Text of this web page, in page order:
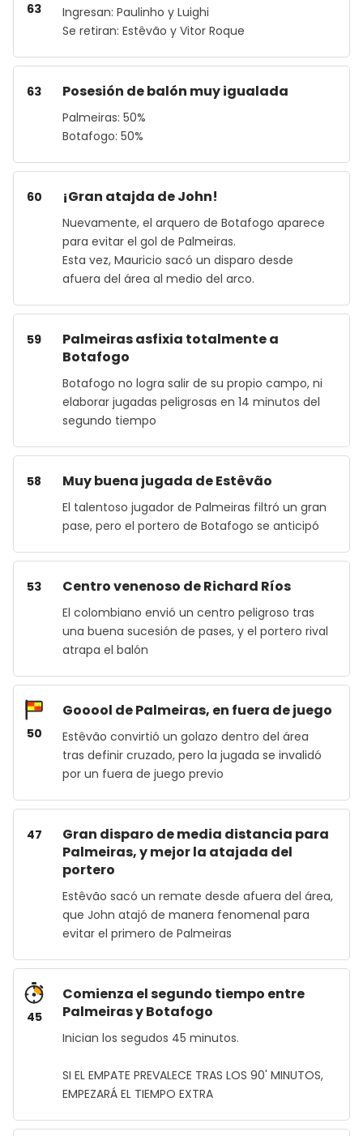
63
Ingresan: Paulinho y Luighi
Se retiran: Estêvão y Vitor Roque
63 Posesión de balón muy igualada
Palmeiras: 50%
Botafogo: 50%
60 ¡Gran atajda de John!
Nuevamente, el arquero de Botafogo aparece
para evitar el gol de Palmeiras.
Esta vez, Mauricio sacó un disparo desde
afuera del área al medio del arco.
59
Palmeiras asfixia totalmente a
Botafogo
Botafogo no logra salir de su propio campo, ni
elaborar jugadas peligrosas en 14 minutos del
segundo tiempo
58 Muy buena jugada de Estêvão
El talentoso jugador de Palmeiras filtró un gran
pase, pero el portero de Botafogo se anticipó
53 Centro venenoso de Richard Ríos
El colombiano envió un centro peligroso tras
una buena sucesión de pases, y el portero rival
atrapa el balón
50
Gooool de Palmeiras, en fuera de juego
Estêvão convirtió un golazo dentro del área
tras definir cruzado, pero la jugada se invalidó
por un fuera de juego previo
47
Gran disparo de media distancia para
Palmeiras, y mejor la atajada del
portero
Estêvão sacó un remate desde afuera del área,
que John atajó de manera fenomenal para
evitar el primero de Palmeiras
45
Comienza el segundo tiempo entre
Palmeiras y Botafogo
Inician los segudos 45 minutos.
SI EL EMPATE PREVALECE TRAS LOS 90' MINUTOS,
EMPEZARÁ EL TIEMPO EXTRA